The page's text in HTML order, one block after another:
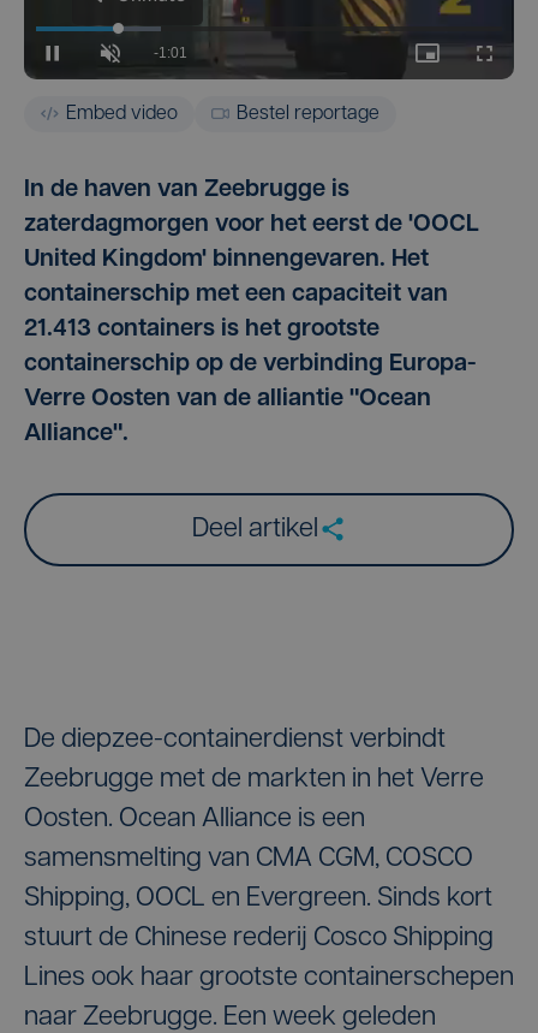
Embed video Bestel reportage
In de haven van Zeebrugge is
zaterdagmorgen voor het eerst de 'OOCL
United Kingdom' binnengevaren. Het
containerschip met een capaciteit van
21.413 containers is het grootste
containerschip op de verbinding Europa-
Verre Oosten van de alliantie "Ocean
Alliance".
Deel artikel
De diepzee-containerdienst verbindt
Zeebrugge met de markten in het Verre
Oosten. Ocean Alliance is een
samensmelting van CMA CGM, COSCO
Shipping, OOCL en Evergreen. Sinds kort
stuurt de Chinese rederij Cosco Shipping
Lines ook haar grootste containerschepen
naar Zeebrugge. Een week geleden